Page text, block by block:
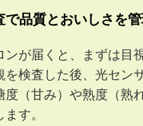
で品質とおいしさを
が届くと、まずは目
検査した後、光セン
（甘み）や熟度（熟
す。